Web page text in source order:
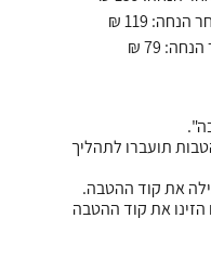
תועברו לתהליך
את קוד ההטבה.
את קוד ההטבה